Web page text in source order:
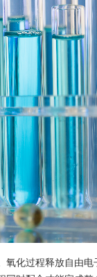
化过程释放自由